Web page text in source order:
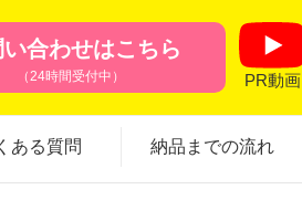
合わせはこちら
（24時間受付中） PR動画
ある質問 納品までの流れ